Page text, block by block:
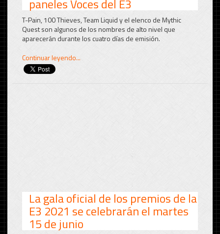
paneles Voces del E3
T-Pain, 100 Thieves, Team Liquid y el elenco de Mythic
Quest son algunos de los nombres de alto nivel que
aparecerán durante los cuatro días de emisión.
Continuar leyendo...
La gala oficial de los premios de la
E3 2021 se celebrarán el martes
15 de junio